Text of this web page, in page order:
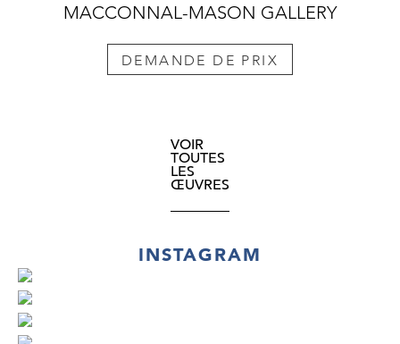
MACCONNAL-MASON GALLERY
DEMANDE DE PRIX
VOIR
TOUTES
LES
ŒUVRES
INSTAGRAM